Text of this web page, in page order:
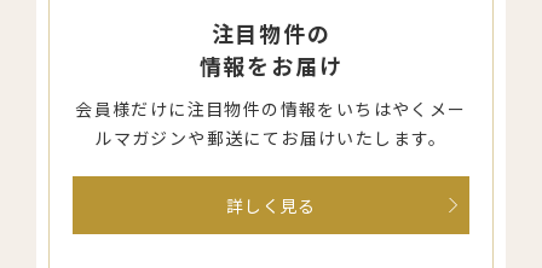
注目物件の
情報をお届け
会員様だけに注目物件の情報を いちはやくメー
ルマガジンや郵送にて お届けいたします。
詳しく見る